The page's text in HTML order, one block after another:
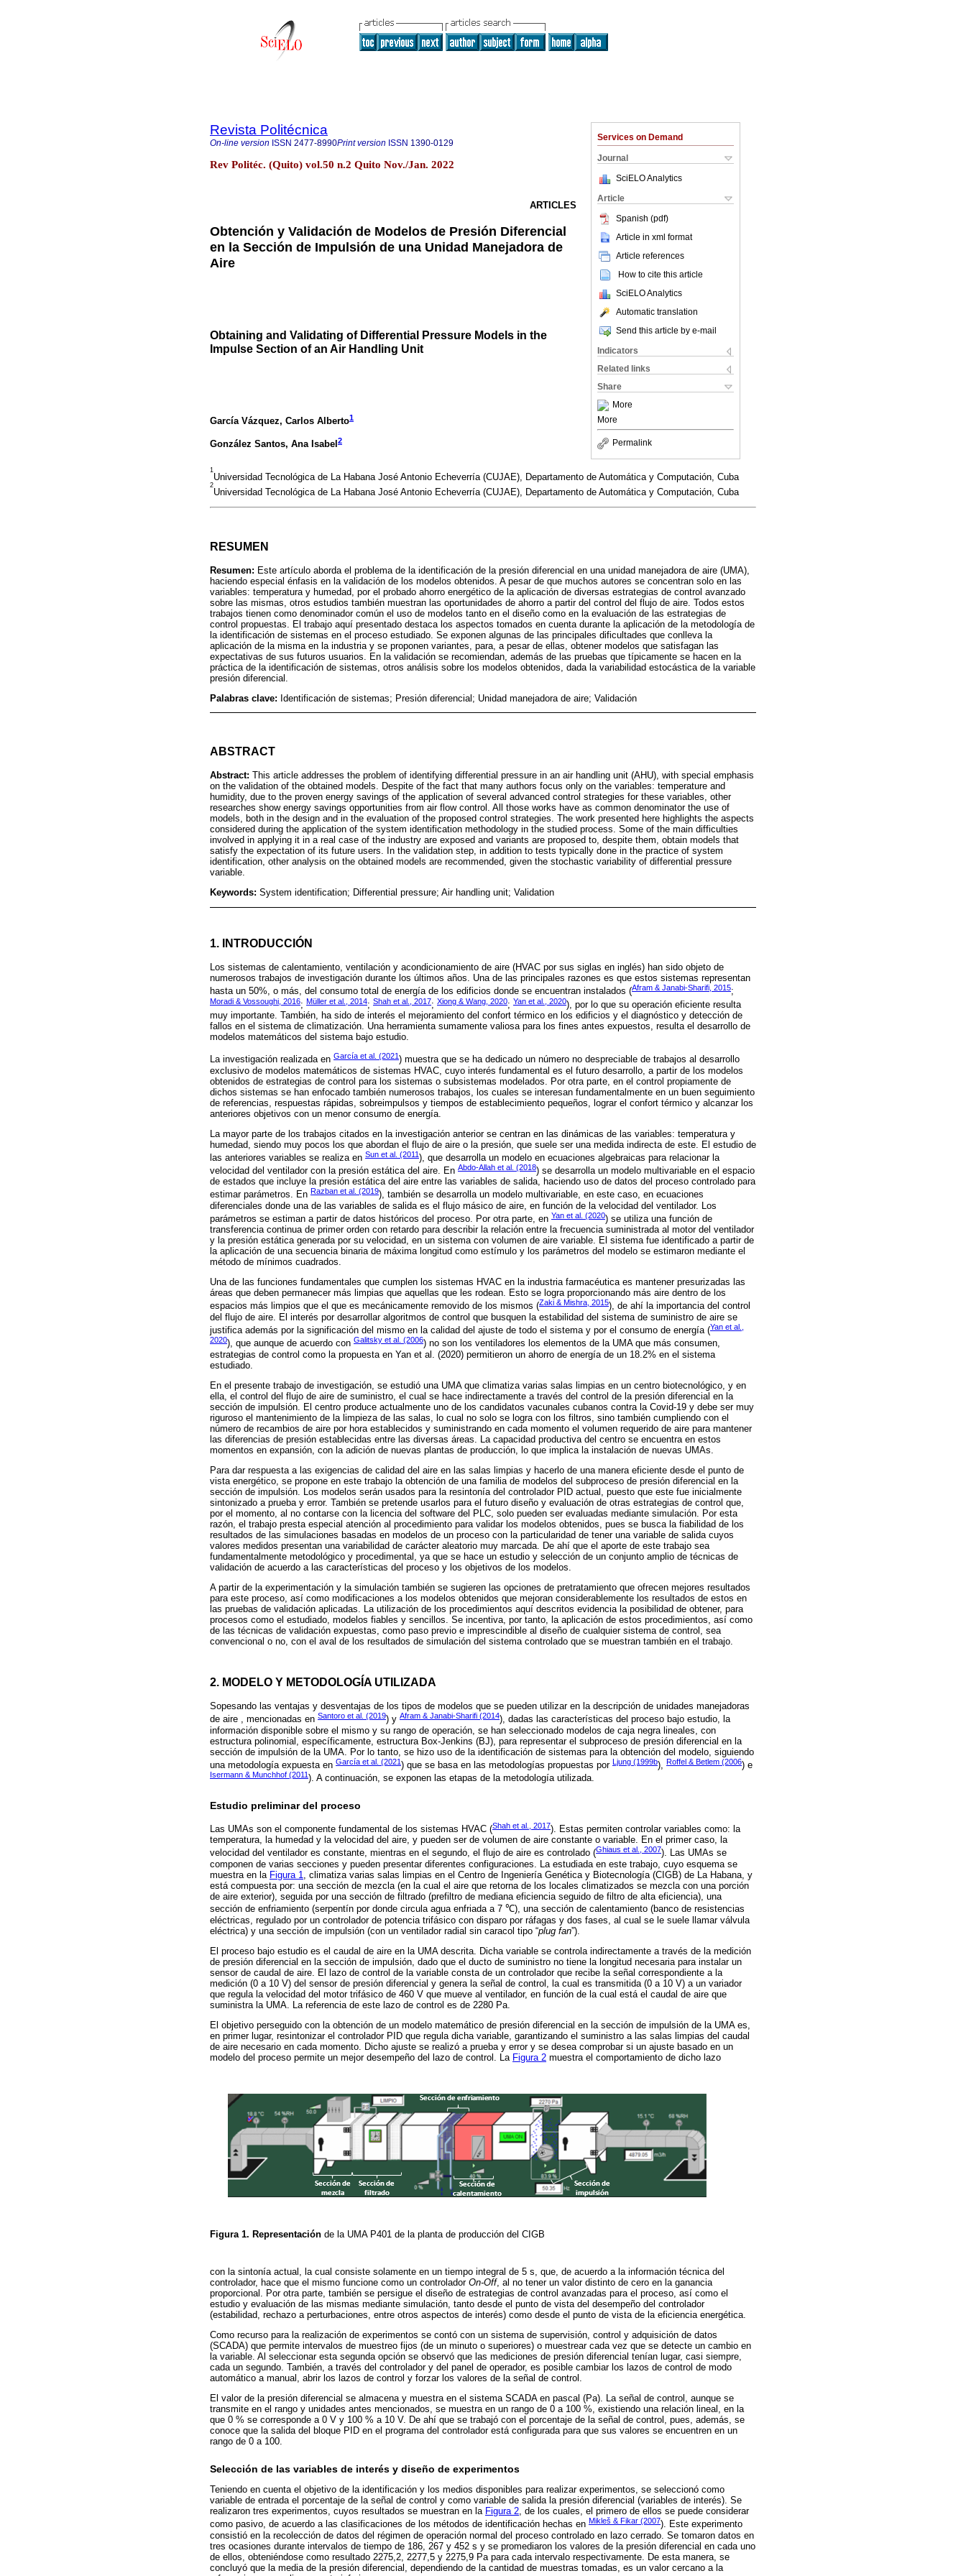
Services on Demand
Journal
SciELO Analytics
Article
Spanish (pdf)
Article in xml format
Article references
How to cite this article
SciELO Analytics
Automatic translation
Send this article by e-mail
Indicators
Related links
Share
More
More
Permalink
Revista Politécnica
On-line version ISSN 2477-8990Print version ISSN 1390-0129
Rev Politéc. (Quito) vol.50 n.2 Quito Nov./Jan. 2022
ARTICLES
Obtención y Validación de Modelos de Presión Diferencial
en la Sección de Impulsión de una Unidad Manejadora de
Aire
Obtaining and Validating of Differential Pressure Models in the
Impulse Section of an Air Handling Unit
García Vázquez, Carlos Alberto1
González Santos, Ana Isabel 2
1
Universidad Tecnológica de La Habana José Antonio Echeverría (CUJAE), Departamento de Automática y Computación, Cuba
2
Universidad Tecnológica de La Habana José Antonio Echeverría (CUJAE), Departamento de Automática y Computación, Cuba
RESUMEN
Resumen: Este artículo aborda el problema de la identificación de la presión diferencial en una unidad manejadora de aire (UMA),
haciendo especial énfasis en la validación de los modelos obtenidos. A pesar de que muchos autores se concentran solo en las
variables: temperatura y humedad, por el probado ahorro energético de la aplicación de diversas estrategias de control avanzado
sobre las mismas, otros estudios también muestran las oportunidades de ahorro a partir del control del flujo de aire. Todos estos
trabajos tienen como denominador común el uso de modelos tanto en el diseño como en la evaluación de las estrategias de
control propuestas. El trabajo aquí presentado destaca los aspectos tomados en cuenta durante la aplicación de la metodología de
la identificación de sistemas en el proceso estudiado. Se exponen algunas de las principales dificultades que conlleva la
aplicación de la misma en la industria y se proponen variantes, para, a pesar de ellas, obtener modelos que satisfagan las
expectativas de sus futuros usuarios. En la validación se recomiendan, además de las pruebas que típicamente se hacen en la
práctica de la identificación de sistemas, otros análisis sobre los modelos obtenidos, dada la variabilidad estocástica de la variable
presión diferencial.
Palabras clave: Identificación de sistemas; Presión diferencial; Unidad manejadora de aire; Validación
ABSTRACT
Abstract: This article addresses the problem of identifying differential pressure in an air handling unit (AHU), with special emphasis
on the validation of the obtained models. Despite of the fact that many authors focus only on the variables: temperature and
humidity, due to the proven energy savings of the application of several advanced control strategies for these variables, other
researches show energy savings opportunities from air flow control. All those works have as common denominator the use of
models, both in the design and in the evaluation of the proposed control strategies. The work presented here highlights the aspects
considered during the application of the system identification methodology in the studied process. Some of the main difficulties
involved in applying it in a real case of the industry are exposed and variants are proposed to, despite them, obtain models that
satisfy the expectation of its future users. In the validation step, in addition to tests typically done in the practice of system
identification, other analysis on the obtained models are recommended, given the stochastic variability of differential pressure
variable.
Keywords: System identification; Differential pressure; Air handling unit; Validation
1. INTRODUCCIÓN
Los sistemas de calentamiento, ventilación y acondicionamiento de aire (HVAC por sus siglas en inglés) han sido objeto de
numerosos trabajos de investigación durante los últimos años. Una de las principales razones es que estos sistemas representan
hasta un 50%, o más, del consumo total de energía de los edificios donde se encuentran instalados (Afram & Janabi-Sharifi, 2015;
Moradi & Vossoughi, 2016; Müller et al., 2014; Shah et al., 2017; Xiong & Wang, 2020; Yan et al., 2020), por lo que su operación eficiente resulta
muy importante. También, ha sido de interés el mejoramiento del confort térmico en los edificios y el diagnóstico y detección de
fallos en el sistema de climatización. Una herramienta sumamente valiosa para los fines antes expuestos, resulta el desarrollo de
modelos matemáticos del sistema bajo estudio.
La investigación realizada en García et al. (2021) muestra que se ha dedicado un número no despreciable de trabajos al desarrollo
exclusivo de modelos matemáticos de sistemas HVAC, cuyo interés fundamental es el futuro desarrollo, a partir de los modelos
obtenidos de estrategias de control para los sistemas o subsistemas modelados. Por otra parte, en el control propiamente de
dichos sistemas se han enfocado también numerosos trabajos, los cuales se interesan fundamentalmente en un buen seguimiento
de referencias, respuestas rápidas, sobreimpulsos y tiempos de establecimiento pequeños, lograr el confort térmico y alcanzar los
anteriores objetivos con un menor consumo de energía.
La mayor parte de los trabajos citados en la investigación anterior se centran en las dinámicas de las variables: temperatura y
humedad, siendo muy pocos los que abordan el flujo de aire o la presión, que suele ser una medida indirecta de este. El estudio de
las anteriores variables se realiza en Sun et al. (2011), que desarrolla un modelo en ecuaciones algebraicas para relacionar la
velocidad del ventilador con la presión estática del aire. En Abdo-Allah et al. (2018) se desarrolla un modelo multivariable en el espacio
de estados que incluye la presión estática del aire entre las variables de salida, haciendo uso de datos del proceso controlado para
estimar parámetros. En Razban et al. (2019), también se desarrolla un modelo multivariable, en este caso, en ecuaciones
diferenciales donde una de las variables de salida es el flujo másico de aire, en función de la velocidad del ventilador. Los
parámetros se estiman a partir de datos históricos del proceso. Por otra parte, en Yan et al. (2020) se utiliza una función de
transferencia continua de primer orden con retardo para describir la relación entre la frecuencia suministrada al motor del ventilador
y la presión estática generada por su velocidad, en un sistema con volumen de aire variable. El sistema fue identificado a partir de
la aplicación de una secuencia binaria de máxima longitud como estímulo y los parámetros del modelo se estimaron mediante el
método de mínimos cuadrados.
Una de las funciones fundamentales que cumplen los sistemas HVAC en la industria farmacéutica es mantener presurizadas las
áreas que deben permanecer más limpias que aquellas que les rodean. Esto se logra proporcionando más aire dentro de los
espacios más limpios que el que es mecánicamente removido de los mismos (Zaki & Mishra, 2015), de ahí la importancia del control
del flujo de aire. El interés por desarrollar algoritmos de control que busquen la estabilidad del sistema de suministro de aire se
justifica además por la significación del mismo en la calidad del ajuste de todo el sistema y por el consumo de energía (Yan et al.,
2020), que aunque de acuerdo con Galitsky et al. (2006) no son los ventiladores los elementos de la UMA que más consumen,
estrategias de control como la propuesta en Yan et al. (2020) permitieron un ahorro de energía de un 18.2% en el sistema
estudiado.
En el presente trabajo de investigación, se estudió una UMA que climatiza varias salas limpias en un centro biotecnológico, y en
ella, el control del flujo de aire de suministro, el cual se hace indirectamente a través del control de la presión diferencial en la
sección de impulsión. El centro produce actualmente uno de los candidatos vacunales cubanos contra la Covid-19 y debe ser muy
riguroso el mantenimiento de la limpieza de las salas, lo cual no solo se logra con los filtros, sino también cumpliendo con el
número de recambios de aire por hora establecidos y suministrando en cada momento el volumen requerido de aire para mantener
las diferencias de presión establecidas entre las diversas áreas. La capacidad productiva del centro se encuentra en estos
momentos en expansión, con la adición de nuevas plantas de producción, lo que implica la instalación de nuevas UMAs.
Para dar respuesta a las exigencias de calidad del aire en las salas limpias y hacerlo de una manera eficiente desde el punto de
vista energético, se propone en este trabajo la obtención de una familia de modelos del subproceso de presión diferencial en la
sección de impulsión. Los modelos serán usados para la resintonía del controlador PID actual, puesto que este fue inicialmente
sintonizado a prueba y error. También se pretende usarlos para el futuro diseño y evaluación de otras estrategias de control que,
por el momento, al no contarse con la licencia del software del PLC, solo pueden ser evaluadas mediante simulación. Por esta
razón, el trabajo presta especial atención al procedimiento para validar los modelos obtenidos, pues se busca la fiabilidad de los
resultados de las simulaciones basadas en modelos de un proceso con la particularidad de tener una variable de salida cuyos
valores medidos presentan una variabilidad de carácter aleatorio muy marcada. De ahí que el aporte de este trabajo sea
fundamentalmente metodológico y procedimental, ya que se hace un estudio y selección de un conjunto amplio de técnicas de
validación de acuerdo a las características del proceso y los objetivos de los modelos.
A partir de la experimentación y la simulación también se sugieren las opciones de pretratamiento que ofrecen mejores resultados
para este proceso, así como modificaciones a los modelos obtenidos que mejoran considerablemente los resultados de estos en
las pruebas de validación aplicadas. La utilización de los procedimientos aquí descritos evidencia la posibilidad de obtener, para
procesos como el estudiado, modelos fiables y sencillos. Se incentiva, por tanto, la aplicación de estos procedimientos, así como
de las técnicas de validación expuestas, como paso previo e imprescindible al diseño de cualquier sistema de control, sea
convencional o no, con el aval de los resultados de simulación del sistema controlado que se muestran también en el trabajo.
2. MODELO Y METODOLOGÍA UTILIZADA
Sopesando las ventajas y desventajas de los tipos de modelos que se pueden utilizar en la descripción de unidades manejadoras
de aire , mencionadas en Santoro et al. (2019) y Afram & Janabi-Sharifi (2014), dadas las características del proceso bajo estudio, la
información disponible sobre el mismo y su rango de operación, se han seleccionado modelos de caja negra lineales, con
estructura polinomial, específicamente, estructura Box-Jenkins (BJ), para representar el subproceso de presión diferencial en la
sección de impulsión de la UMA. Por lo tanto, se hizo uso de la identificación de sistemas para la obtención del modelo, siguiendo
una metodología expuesta en García et al. (2021) que se basa en las metodologías propuestas por Ljung (1999b), Roffel & Betlem (2006) e
Isermann & Munchhof (2011 ). A continuación, se exponen las etapas de la metodología utilizada.
Estudio preliminar del proceso
Las UMAs son el componente fundamental de los sistemas HVAC (Shah et al., 2017). Estas permiten controlar variables como: la
temperatura, la humedad y la velocidad del aire, y pueden ser de volumen de aire constante o variable. En el primer caso, la
velocidad del ventilador es constante, mientras en el segundo, el flujo de aire es controlado (Ghiaus et al., 2007). Las UMAs se
componen de varias secciones y pueden presentar diferentes configuraciones. La estudiada en este trabajo, cuyo esquema se
muestra en la Figura 1
, climatiza varias salas limpias en el Centro de Ingeniería Genética y Biotecnología (CIGB) de La Habana, y
está compuesta por: una sección de mezcla (en la cual el aire que retorna de los locales climatizados se mezcla con una porción
de aire exterior), seguida por una sección de filtrado (prefiltro de mediana eficiencia seguido de filtro de alta eficiencia), una
sección de enfriamiento (serpentín por donde circula agua enfriada a 7 ℃), una sección de calentamiento (banco de resistencias
eléctricas, regulado por un controlador de potencia trifásico con disparo por ráfagas y dos fases, al cual se le suele llamar válvula
eléctrica) y una sección de impulsión (con un ventilador radial sin caracol tipo “plug fan”).
El proceso bajo estudio es el caudal de aire en la UMA descrita. Dicha variable se controla indirectamente a través de la medición
de presión diferencial en la sección de impulsión, dado que el ducto de suministro no tiene la longitud necesaria para instalar un
sensor de caudal de aire. El lazo de control de la variable consta de un controlador que recibe la señal correspondiente a la
medición (0 a 10 V) del sensor de presión diferencial y genera la señal de control, la cual es transmitida (0 a 10 V) a un variador
que regula la velocidad del motor trifásico de 460 V que mueve al ventilador, en función de la cual está el caudal de aire que
suministra la UMA. La referencia de este lazo de control es de 2280 Pa.
El objetivo perseguido con la obtención de un modelo matemático de presión diferencial en la sección de impulsión de la UMA es,
en primer lugar, resintonizar el controlador PID que regula dicha variable, garantizando el suministro a las salas limpias del caudal
de aire necesario en cada momento. Dicho ajuste se realizó a prueba y error y se desea comprobar si un ajuste basado en un
modelo del proceso permite un mejor desempeño del lazo de control. La Figura 2 muestra el comportamiento de dicho lazo
Figura 1. Representación de la UMA P401 de la planta de producción del CIGB
con la sintonía actual, la cual consiste solamente en un tiempo integral de 5 s, que, de acuerdo a la información técnica del
controlador, hace que el mismo funcione como un controlador On-Off, al no tener un valor distinto de cero en la ganancia
proporcional. Por otra parte, también se persigue el diseño de estrategias de control avanzadas para el proceso, así como el
estudio y evaluación de las mismas mediante simulación, tanto desde el punto de vista del desempeño del controlador
(estabilidad, rechazo a perturbaciones, entre otros aspectos de interés) como desde el punto de vista de la eficiencia energética.
Como recurso para la realización de experimentos se contó con un sistema de supervisión, control y adquisición de datos
(SCADA) que permite intervalos de muestreo fijos (de un minuto o superiores) o muestrear cada vez que se detecte un cambio en
la variable. Al seleccionar esta segunda opción se observó que las mediciones de presión diferencial tenían lugar, casi siempre,
cada un segundo. También, a través del controlador y del panel de operador, es posible cambiar los lazos de control de modo
automático a manual, abrir los lazos de control y forzar los valores de la señal de control.
El valor de la presión diferencial se almacena y muestra en el sistema SCADA en pascal (Pa). La señal de control, aunque se
transmite en el rango y unidades antes mencionados, se muestra en un rango de 0 a 100 %, existiendo una relación lineal, en la
que 0 % se corresponde a 0 V y 100 % a 10 V. De ahí que se trabajó con el porcentaje de la señal de control, pues, además, se
conoce que la salida del bloque PID en el programa del controlador está configurada para que sus valores se encuentren en un
rango de 0 a 100.
Selección de las variables de interés y diseño de experimentos
Teniendo en cuenta el objetivo de la identificación y los medios disponibles para realizar experimentos, se seleccionó como
variable de entrada el porcentaje de la señal de control y como variable de salida la presión diferencial (variables de interés). Se
realizaron tres experimentos, cuyos resultados se muestran en la Figura 2, de los cuales, el primero de ellos se puede considerar
como pasivo, de acuerdo a las clasificaciones de los métodos de identificación hechas en Mikleš & Fikar (2007). Este experimento
consistió en la recolección de datos del régimen de operación normal del proceso controlado en lazo cerrado. Se tomaron datos en
tres ocasiones durante intervalos de tiempo de 186, 267 y 452 s y se promediaron los valores de la presión diferencial en cada uno
de ellos, obteniéndose como resultado 2275,2, 2277,5 y 2275,9 Pa para cada intervalo respectivamente. De esta manera, se
concluyó que la media de la presión diferencial, dependiendo de la cantidad de muestras tomadas, es un valor cercano a la